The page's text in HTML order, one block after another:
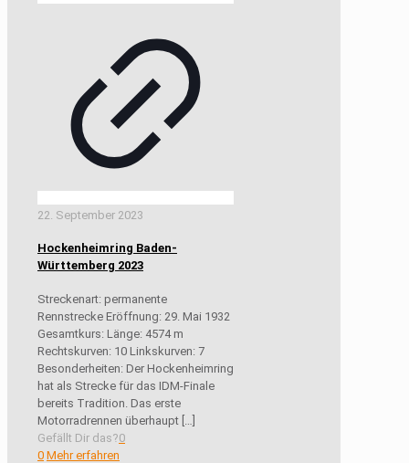
22. September 2023
Hockenheimring Baden-
Württemberg 2023
Streckenart: permanente
Rennstrecke Eröffnung: 29. Mai 1932
Gesamtkurs: Länge: 4574 m
Rechtskurven: 10 Linkskurven: 7
Besonderheiten: Der Hockenheimring
hat als Strecke für das IDM-Finale
bereits Tradition. Das erste
Motorradrennen überhaupt […]
Gefällt Dir das?0
0 Mehr erfahren